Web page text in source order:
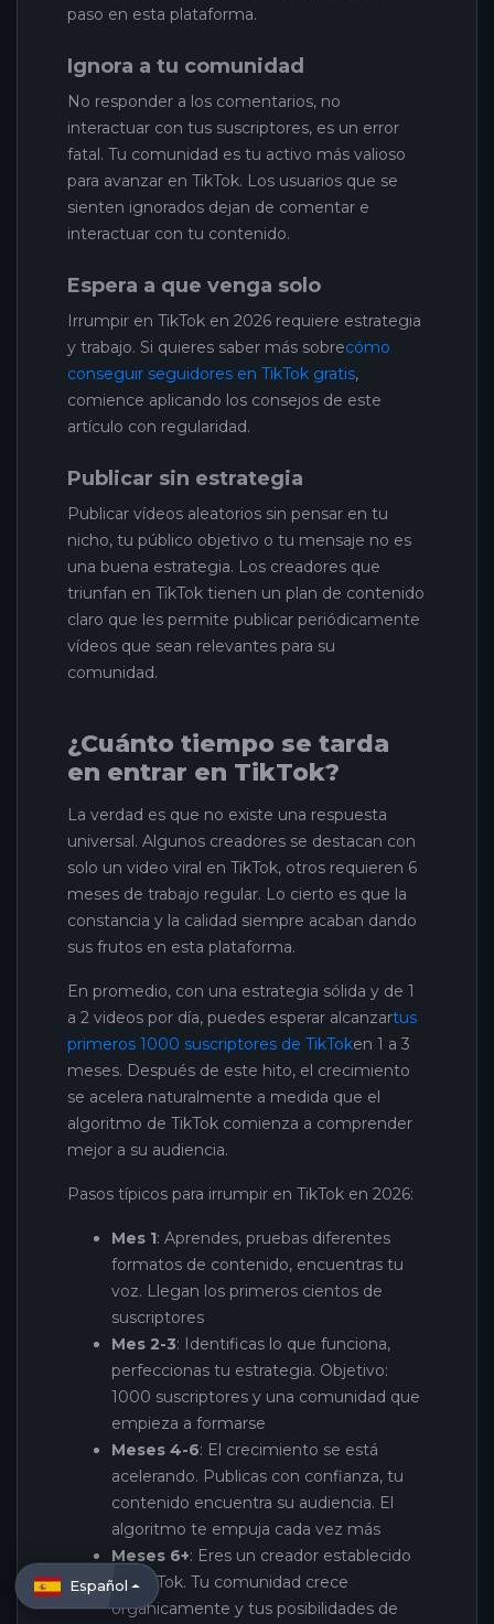
paso en esta plataforma.
Ignora a tu comunidad
No responder a los comentarios, no
interactuar con tus suscriptores, es un error
fatal. Tu comunidad es tu activo más valioso
para avanzar en TikTok. Los usuarios que se
sienten ignorados dejan de comentar e
interactuar con tu contenido.
Espera a que venga solo
Irrumpir en TikTok en 2026 requiere estrategia
y trabajo. Si quieres saber más sobrecómo
conseguir seguidores en TikTok gratis,
comience aplicando los consejos de este
artículo con regularidad.
Publicar sin estrategia
Publicar vídeos aleatorios sin pensar en tu
nicho, tu público objetivo o tu mensaje no es
una buena estrategia. Los creadores que
triunfan en TikTok tienen un plan de contenido
claro que les permite publicar periódicamente
vídeos que sean relevantes para su
comunidad.
¿Cuánto tiempo se tarda
en entrar en TikTok?
La verdad es que no existe una respuesta
universal. Algunos creadores se destacan con
solo un video viral en TikTok, otros requieren 6
meses de trabajo regular. Lo cierto es que la
constancia y la calidad siempre acaban dando
sus frutos en esta plataforma.
En promedio, con una estrategia sólida y de 1
a 2 videos por día, puedes esperar alcanzartus
primeros 1000 suscriptores de TikToken 1 a 3
meses. Después de este hito, el crecimiento
se acelera naturalmente a medida que el
algoritmo de TikTok comienza a comprender
mejor a su audiencia.
Pasos típicos para irrumpir en TikTok en 2026:
Mes 1: Aprendes, pruebas diferentes
formatos de contenido, encuentras tu
voz. Llegan los primeros cientos de
suscriptores
Mes 2-3: Identificas lo que funciona,
perfeccionas tu estrategia. Objetivo:
1000 suscriptores y una comunidad que
empieza a formarse
Meses 4-6: El crecimiento se está
acelerando. Publicas con confianza, tu
contenido encuentra su audiencia. El
algoritmo te empuja cada vez más
Meses 6+: Eres un creador establecido
en TikTok. Tu comunidad crece
orgánicamente y tus posibilidades de
Español